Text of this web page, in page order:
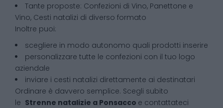
Tante proposte: Confezioni di Vino, Panettone e
Vino, Cesti natalizi di diverso formato
Inoltre puoi:
scegliere in modo autonomo quali prodotti inserire
personalizzare tutte le confezioni con il tuo logo
aziendale
inviare i cesti natalizi direttamente ai destinatari
Ordinare è davvero semplice. Scegli subito
le Strenne natalizie a Ponsacco e contattateci